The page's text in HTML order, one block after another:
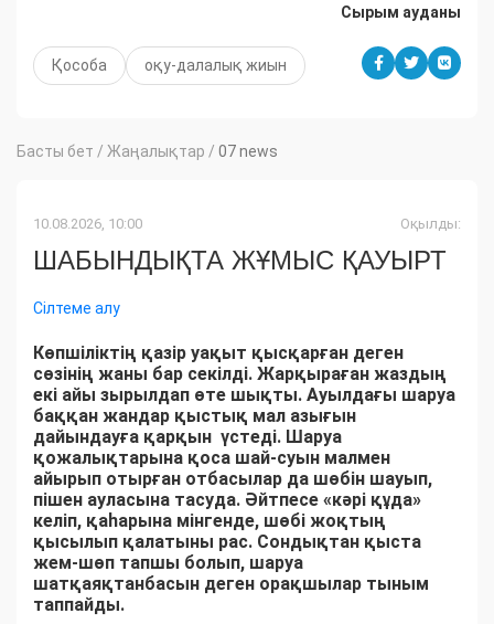
Сырым ауданы
Қособа оқу-далалық жиын
Басты бет / Жаңалықтар / 07 news
10.08.2026, 10:00 Оқылды:
ШАБЫНДЫҚТА ЖҰМЫС ҚАУЫРТ
Сілтеме алу
Көпшіліктің қазір уақыт қысқарған деген
сөзінің жаны бар секілді. Жарқыраған жаздың
екі айы зырылдап өте шықты. Ауылдағы шаруа
баққан жандар қыстық мал азығын
дайындауға қарқын үстеді. Шаруа
қожалықтарына қоса шай-суын малмен
айырып отырған отбасылар да шөбін шауып,
пішен ауласына тасуда. Әйтпесе «кәрі құда»
келіп, қаһарына мінгенде, шөбі жоқтың
қысылып қалатыны рас. Сондықтан қыста
жем-шөп тапшы болып, шаруа
шатқаяқтанбасын деген орақшылар тыным
таппайды.